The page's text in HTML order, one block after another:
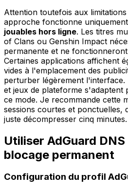
Attention toutefois aux
approche fonctionne
jouables hors ligne. Les titres
of Clans ou Genshin Impact
permanente et ne
Certaines applications affichent
vides à l'emplacement des
perturber légèrement l'interface.
et jeux de plateforme s'adaptent
ce mode. Je recommande cette
sessions courtes et ponctuelles,
juste décompresser cinq minutes.
Utiliser AdGuard
blocage permanent
Configuration du profil